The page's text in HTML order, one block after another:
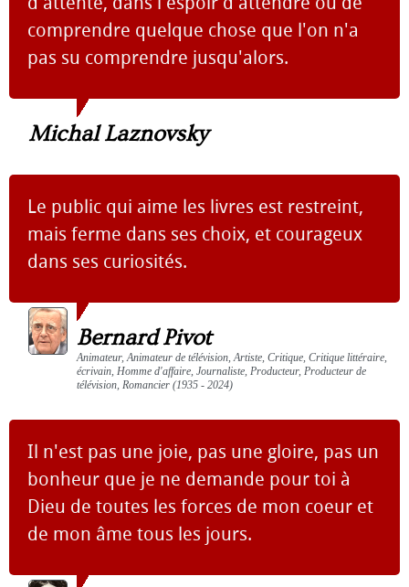
comprendre quelque chose que l'on n'a
pas su comprendre jusqu'alors.
Michal Laznovsky
Le public qui aime les livres est restreint,
mais ferme dans ses choix, et courageux
dans ses curiosités.
Bernard Pivot
Animateur, Animateur de télévision, Artiste, Critique, Critique littéraire,
écrivain, Homme d'affaire, Journaliste, Producteur, Producteur de
télévision, Romancier (1935 - 2024)
Il n'est pas une joie, pas une gloire, pas un
bonheur que je ne demande pour toi à
Dieu de toutes les forces de mon coeur et
de mon âme tous les jours.